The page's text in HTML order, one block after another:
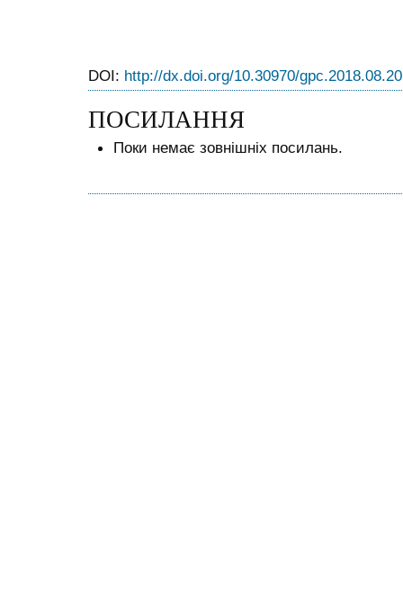
DOI: http://dx.doi.org/10.30970/
ПОСИЛАННЯ
Поки немає зовнішніх посилань.